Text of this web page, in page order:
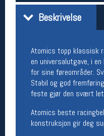
Beskrivelse
Atomics topp klassisk
en universalutgave, i
for sine føreområder.
Stabil og god
feste gjør den svært
Atomics beste
konstruksjon gir deg
Åpningstider
Man-Fredag:
Team Oslo
Magasinet
MELD DEG INN